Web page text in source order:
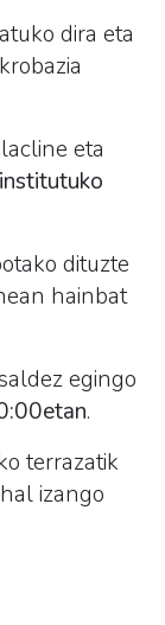
dira eta
eta
institutuko
dituzte
hainbat
egingo
.
terrazatik
izango